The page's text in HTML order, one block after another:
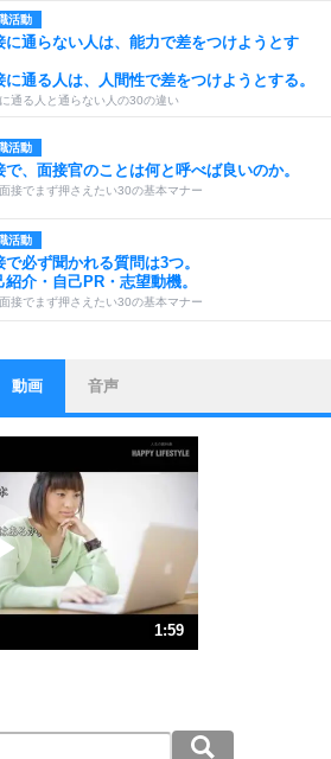
活動
に通らない人は、能力で差をつけようとす
に通る人は、人間性で差をつけようとする。
通る人と通らない人の30の違い
活動
で、面接官のことは何と呼べば良いのか。
接でまず押さえたい30の基本マナー
活動
で必ず聞かれる質問は3つ。
紹介・自己PR・志望動機。
接でまず押さえたい30の基本マナー
レス対策
と比べない。
そのこと、他人を見ない。
いらしない人になる30の方法
ス思考
ティブになれない原因は、行動しないから。
ティブ思考になる30の方法
レス対策
、なんとかなるもの。
生きる30の方法
大きい人は、怒りを優しさで表現する。
動画 音声
1:59
59秒）